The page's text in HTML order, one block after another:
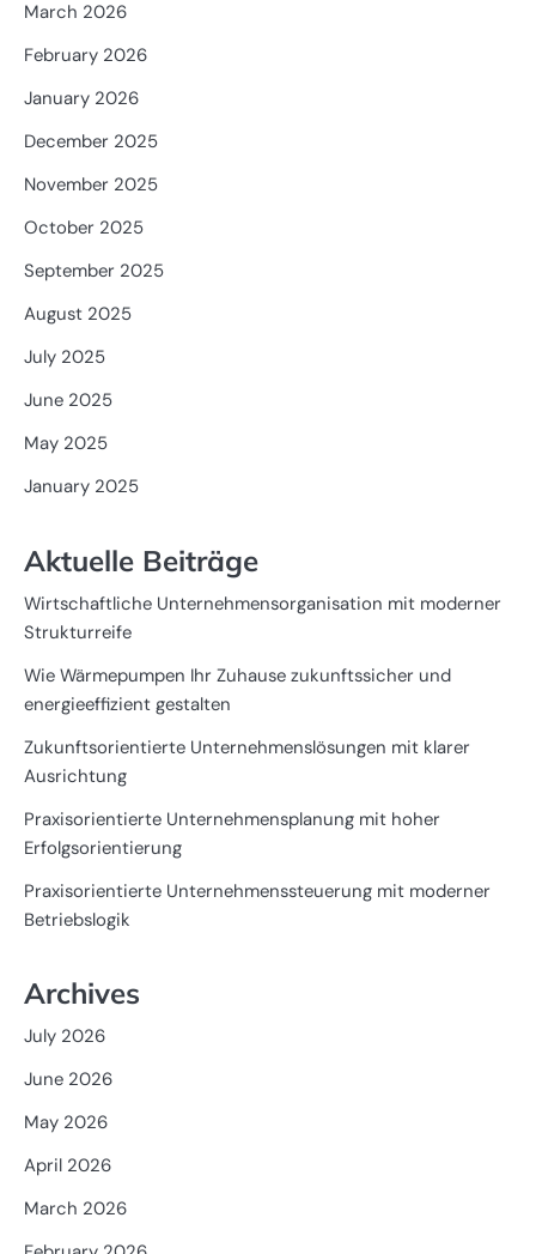
March 2026
February 2026
January 2026
December 2025
November 2025
October 2025
September 2025
August 2025
July 2025
June 2025
May 2025
January 2025
Aktuelle Beiträge
Wirtschaftliche Unternehmensorganisation mit moderner
Strukturreife
Wie Wärmepumpen Ihr Zuhause zukunftssicher und
energieeffizient gestalten
Zukunftsorientierte Unternehmenslösungen mit klarer
Ausrichtung
Praxisorientierte Unternehmensplanung mit hoher
Erfolgsorientierung
Praxisorientierte Unternehmenssteuerung mit moderner
Betriebslogik
Archives
July 2026
June 2026
May 2026
April 2026
March 2026